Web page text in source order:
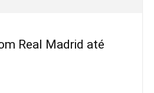
Real Madrid até